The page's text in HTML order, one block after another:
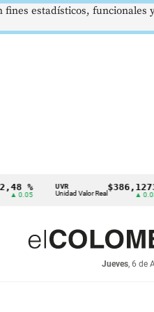
UVR
Unidad Valor Real
$386,1273
▲ 0.03
Jueves, 6 de
estadísticos,